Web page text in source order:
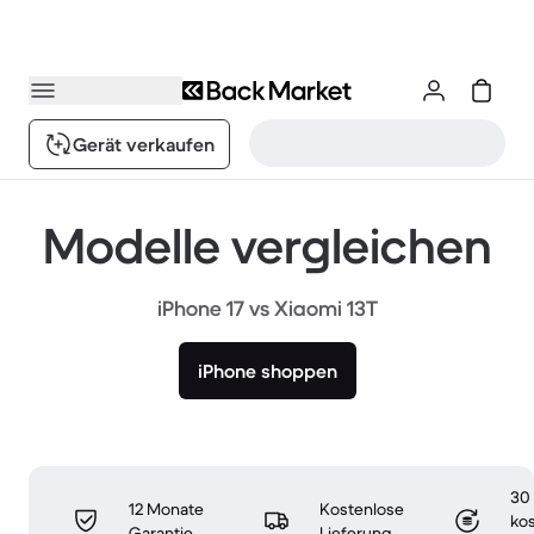
Gerät verkaufen
Modelle vergleichen
iPhone 17 vs Xiaomi 13T
iPhone shoppen
12 Monate
Kostenlose
30